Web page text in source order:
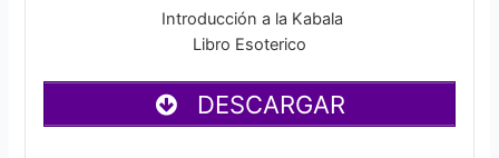
Introducción a la Kabala
Libro Esoterico
DESCARGAR